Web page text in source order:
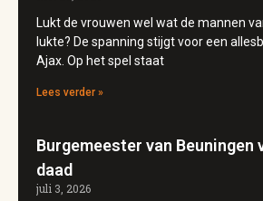
Lukt de vrouwen wel wat de mannen
lukte? De spanning stijgt voor een
Ajax. Op het spel staat
Lees verder »
Burgemeester van
daad
juli 3, 2026